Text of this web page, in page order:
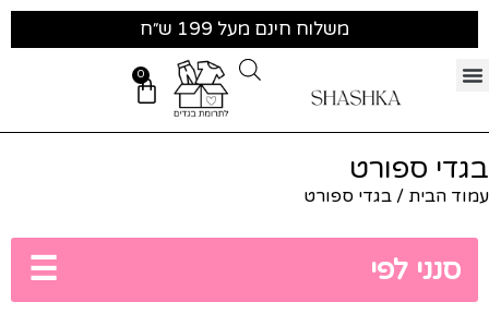
משלוח חינם מעל 199 ש״ח
0
בגדי ספורט
עמוד הבית / בגדי ספורט
סנני לפי ☰